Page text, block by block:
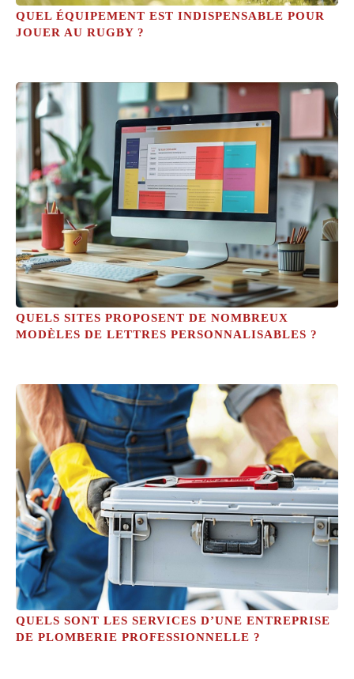
QUEL ÉQUIPEMENT EST INDISPENSABLE POUR
JOUER AU RUGBY ?
QUELS SITES PROPOSENT DE NOMBREUX
MODÈLES DE LETTRES PERSONNALISABLES ?
QUELS SONT LES SERVICES D’UNE ENTREPRISE
DE PLOMBERIE PROFESSIONNELLE ?